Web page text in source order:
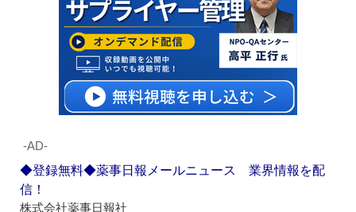
‐AD‐
◆登録無料◆薬事日報メールニュース 業界情報を配
信！
株式会社薬事日報社